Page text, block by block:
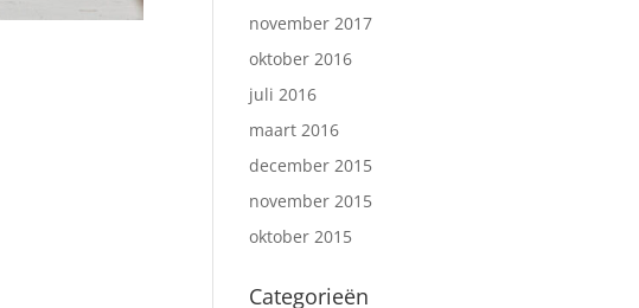
november 2017
oktober 2016
juli 2016
maart 2016
december 2015
november 2015
oktober 2015
Categorieën